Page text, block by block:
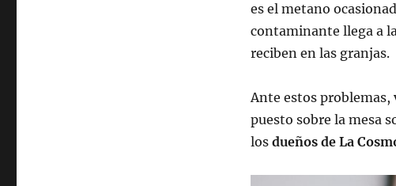
es el metano
contaminante llega a
reciben en las granjas.
Ante estos problemas,
puesto sobre la mesa
los dueños de La